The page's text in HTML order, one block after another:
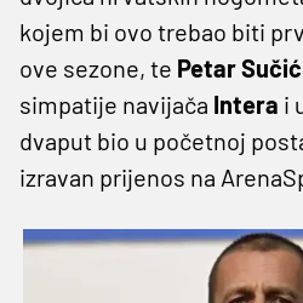
kojem bi ovo trebao biti
ove sezone, te Petar Sučić
simpatije navijača Intera i
dvaput bio u početnoj
izravan prijenos na